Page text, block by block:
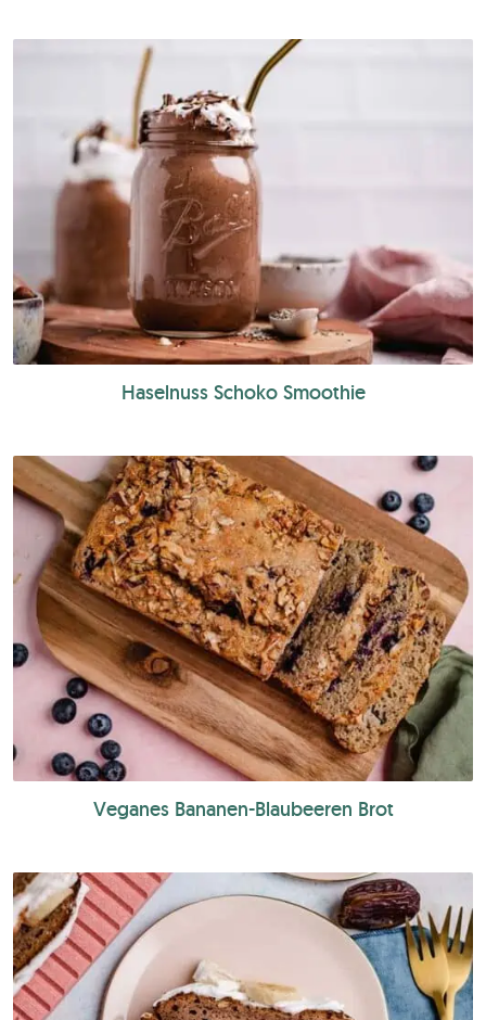
Haselnuss Schoko Smoothie
Veganes Bananen-Blaubeeren Brot